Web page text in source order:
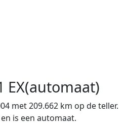
EX(automaat)
met 209.662 km op de teller.
is een automaat.